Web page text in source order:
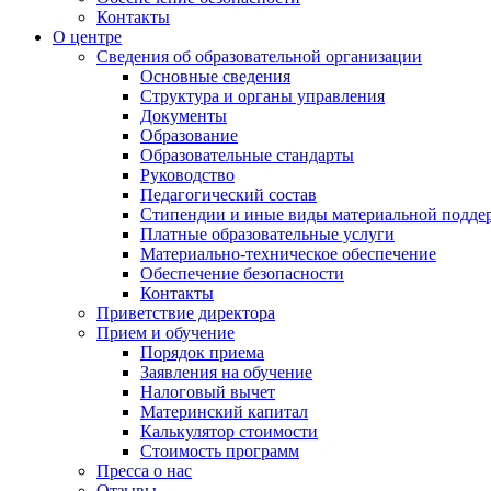
Контакты
О центре
Сведения об образовательной организации
Основные сведения
Структура и органы управления
Документы
Образование
Образовательные стандарты
Руководство
Педагогический состав
Стипендии и иные виды материальной
Платные образовательные услуги
Материально-техническое обеспечение
Обеспечение безопасности
Контакты
Приветствие директора
Прием и обучение
Порядок приема
Заявления на обучение
Налоговый вычет
Материнский капитал
Калькулятор стоимости
Стоимость программ
Пресса о нас